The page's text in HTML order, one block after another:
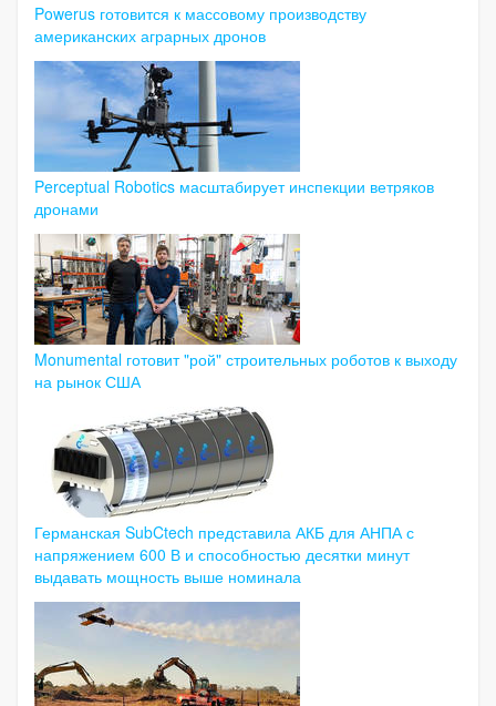
Powerus готовится к массовому производству
американских аграрных дронов
Perceptual Robotics масштабирует инспекции ветряков
дронами
Monumental готовит "рой" строительных роботов к выходу
на рынок США
Германская SubCtech представила АКБ для АНПА с
напряжением 600 В и способностью десятки минут
выдавать мощность выше номинала